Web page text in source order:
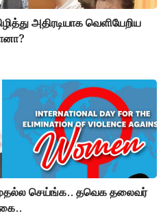
அதிரடியாக வெளியேறிய
செய்ங்க.. தவெக தலைவர்